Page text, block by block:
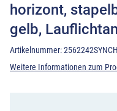
horizont,
gelb,
Artikelnummer:
Weitere Informationen zum